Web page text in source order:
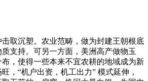
取沉塑。农业范畴，做为封建王朝根底
支持。可另一方面，美洲高产做物玉
，使得一些本来不宜农耕的地域成为新
，“机户出资，机工出力” 模式延伸，